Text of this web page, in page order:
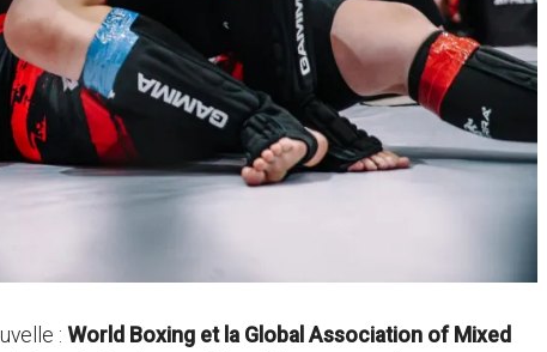
: World Boxing et la Global Association of Mixed